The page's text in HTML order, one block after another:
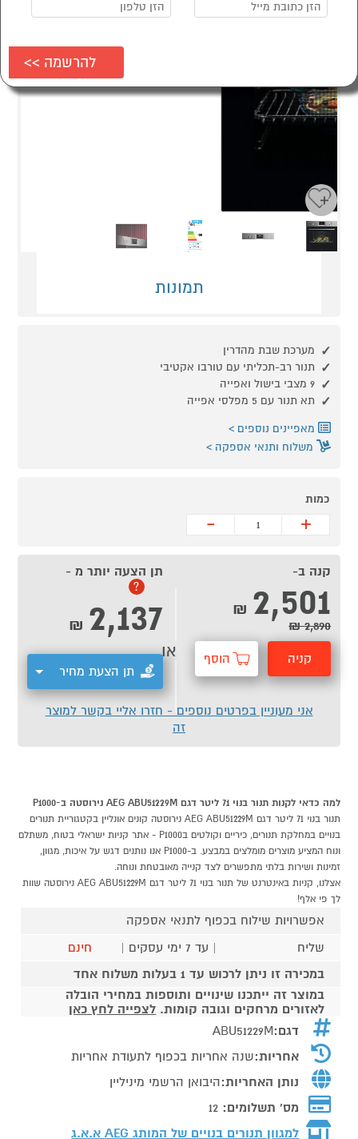
תמונות
מערכת שבת מהדרין
תנור רב-תכליתי עם טורבו אקטיבי
9 מצבי בישול ואפייה
תא תנור עם 5 מפלסי אפייה
מאפיינים נוספים
משלוח ותנאי אספקה
כמות
+
-
קנה ב-
2,501
₪
2,890 ₪
קניה הוסף
תן הצעה יותר מ -
?
2,137
₪
תן הצעת מחיר
או
אני מעוניין בפרטים נוספים - חזרו אליי בקשר למוצר
זה
למה כדאי לקנות תנור בנוי 71 ליטר דגם AEG ABU51229M נירוסטה ב-P1000
תנור בנוי 71 ליטר דגם AEG ABU51229M נירוסטה קונים אונליין בקטגוריית תנורים
בנויים במחלקת תנורים, כיריים וקולטים בP1000 - אתר קניות ישראלי בטוח, משתלם
ונוח המציע מוצרים מומלצים במבצע. ב-P1000 אנו נותנים דגש על איכות, מגוון,
זמינות ושירות בלתי מתפשרים לצד קנייה מאובטחת ונוחה.
אצלנו, קניות באינטרנט של תנור בנוי 71 ליטר דגם AEG ABU51229M נירוסטה שוות
לך פי אלף!
אפשרויות שילוח בכפוף לתנאי אספקה
שליח
| עד 7 ימי עסקים |
חינם
במכירה זו ניתן לרכוש עד 1 בעלות משלוח אחד
במוצר זה ייתכנו שינויים ותוספות במחירי הובלה
לאזורים מרחקים וגובה קומות. לצפייה לחץ כאן
דגם:ABU51229M
אחריות:שנה אחריות בכפוף לתעודת אחריות
נותן האחריות:היבואן הרשמי מיניליין
מס' תשלומים: 12
למגוון תנורים בנויים של המותג AEG א.א.ג